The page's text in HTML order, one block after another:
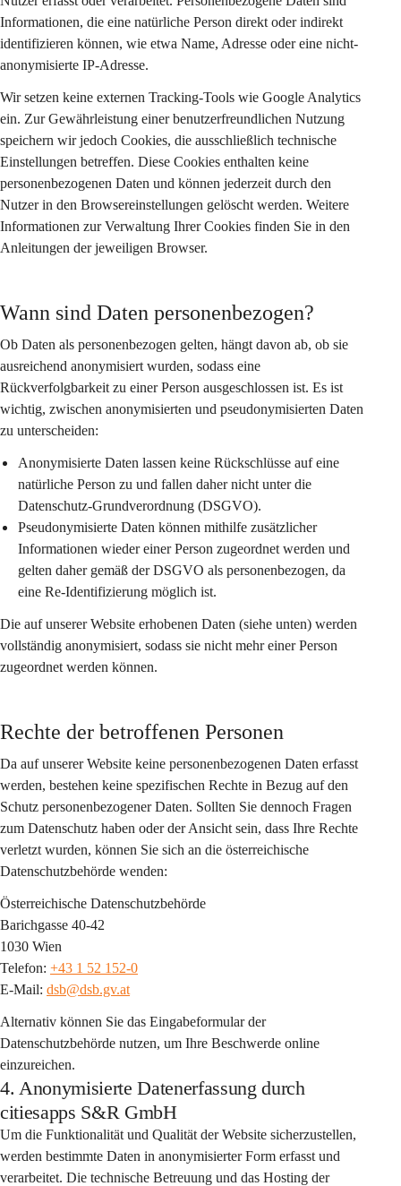
Informationen, die eine natürliche Person direkt oder indirekt
identifizieren können, wie etwa Name, Adresse oder eine nicht-
anonymisierte IP-Adresse.
Wir setzen keine externen Tracking-Tools wie Google Analytics
ein. Zur Gewährleistung einer benutzerfreundlichen Nutzung
speichern wir jedoch Cookies, die ausschließlich technische
Einstellungen betreffen. Diese Cookies enthalten keine
personenbezogenen Daten und können jederzeit durch den
Nutzer in den Browsereinstellungen gelöscht werden. Weitere
Informationen zur Verwaltung Ihrer Cookies finden Sie in den
Anleitungen der jeweiligen Browser.
Wann sind Daten personenbezogen?
Ob Daten als personenbezogen gelten, hängt davon ab, ob sie
ausreichend anonymisiert wurden, sodass eine
Rückverfolgbarkeit zu einer Person ausgeschlossen ist. Es ist
wichtig, zwischen anonymisierten und pseudonymisierten Daten
zu unterscheiden:
Anonymisierte Daten lassen keine Rückschlüsse auf eine
natürliche Person zu und fallen daher nicht unter die
Datenschutz-Grundverordnung (DSGVO).
Pseudonymisierte Daten können mithilfe zusätzlicher
Informationen wieder einer Person zugeordnet werden und
gelten daher gemäß der DSGVO als personenbezogen, da
eine Re-Identifizierung möglich ist.
Die auf unserer Website erhobenen Daten (siehe unten) werden
vollständig anonymisiert, sodass sie nicht mehr einer Person
zugeordnet werden können.
Rechte der betroffenen Personen
Da auf unserer Website keine personenbezogenen Daten erfasst
werden, bestehen keine spezifischen Rechte in Bezug auf den
Schutz personenbezogener Daten. Sollten Sie dennoch Fragen
zum Datenschutz haben oder der Ansicht sein, dass Ihre Rechte
verletzt wurden, können Sie sich an die österreichische
Datenschutzbehörde wenden:
Österreichische Datenschutzbehörde
Barichgasse 40-42
1030 Wien
Telefon: +43 1 52 152-0
E-Mail: dsb@dsb.gv.at
Alternativ können Sie das Eingabeformular der
Datenschutzbehörde nutzen, um Ihre Beschwerde online
einzureichen.
4. Anonymisierte Datenerfassung durch
citiesapps S&R GmbH
Um die Funktionalität und Qualität der Website sicherzustellen,
werden bestimmte Daten in anonymisierter Form erfasst und
verarbeitet. Die technische Betreuung und das Hosting der